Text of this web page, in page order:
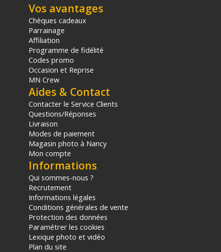
Vos avantages
Chèques cadeaux
Parrainage
Affiliation
Programme de fidélité
Codes promo
Occasion et Reprise
MN Crew
Aides & Contact
Contacter le Service Clients
Questions/Réponses
Livraison
Modes de paiement
Magasin photo à Nancy
Mon compte
Informations
Qui sommes-nous ?
Recrutement
Informations légales
Conditions générales de vente
Protection des données
Paramétrer les cookies
Lexique photo et vidéo
Plan du site